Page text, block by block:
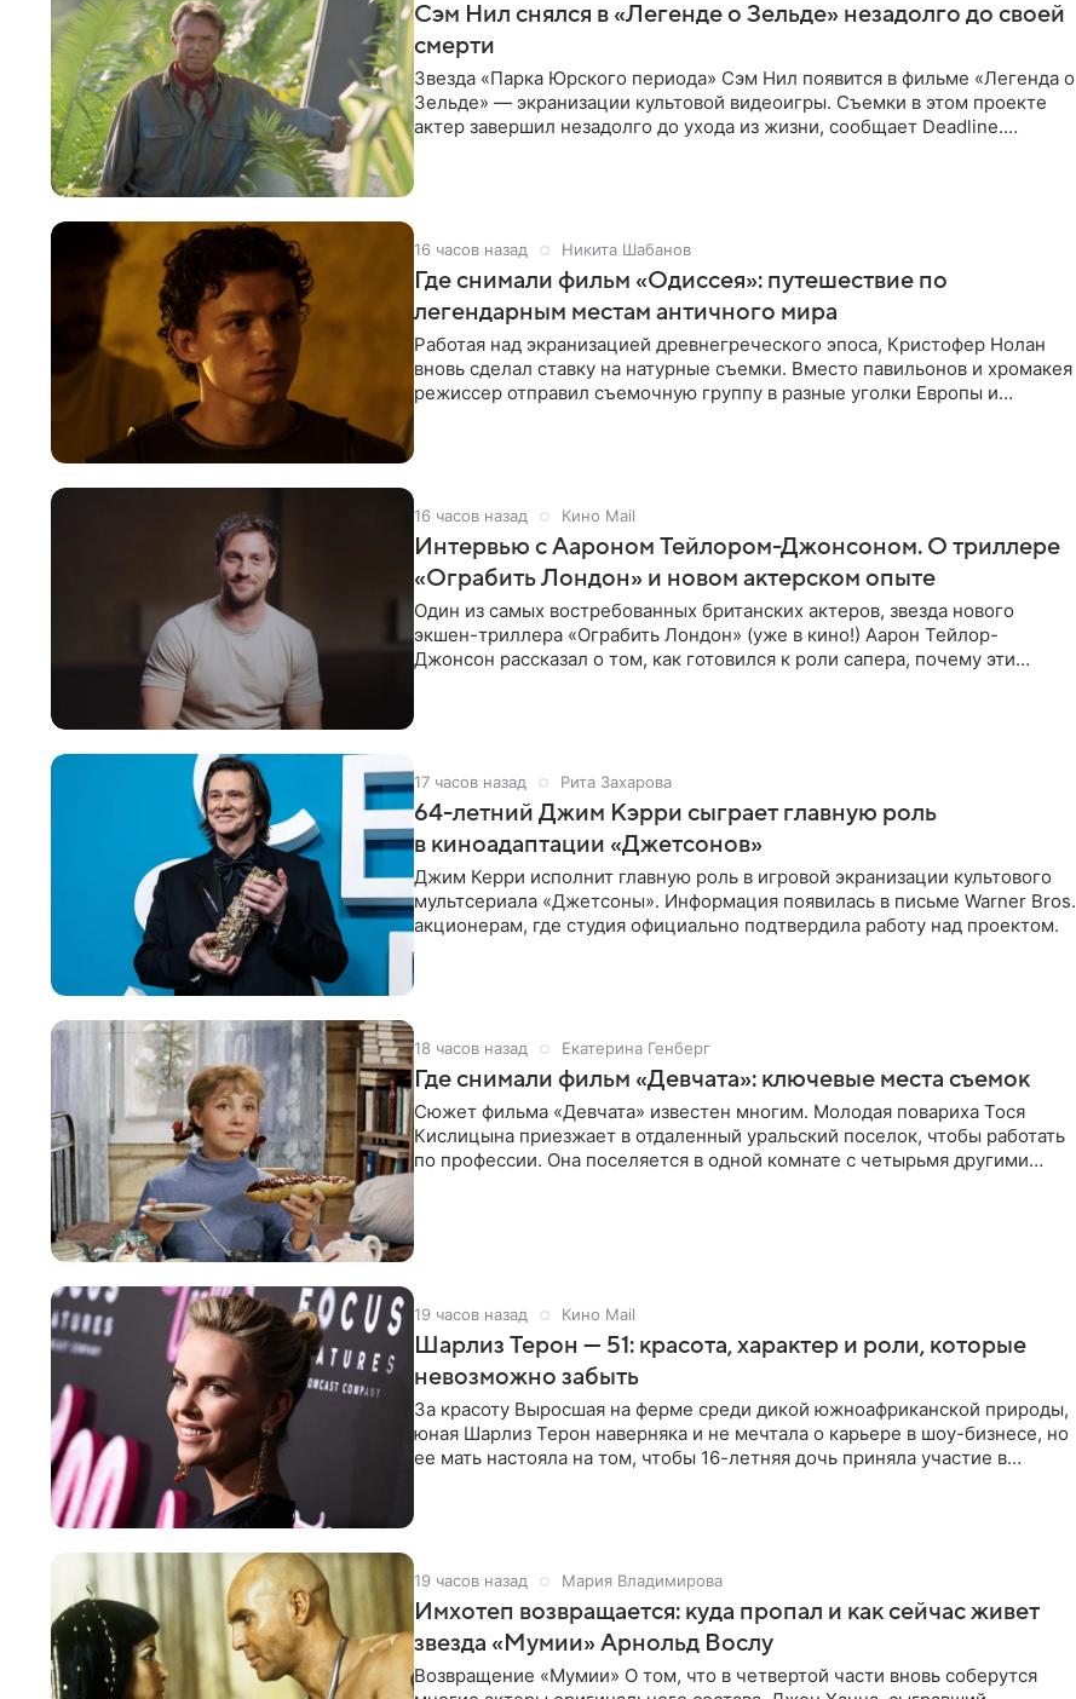
Сэм Нил снялся в «Легенде о Зельде» незадолго до своей
смерти
Звезда «Парка Юрского периода» Сэм Нил появится в фильме «Легенда о
Зельде» — экранизации культовой видеоигры. Съемки в этом проекте
актер завершил незадолго до ухода из жизни, сообщает Deadline.
16 часов назад Никита Шабанов
Где снимали фильм «Одиссея»: путешествие по
легендарным местам античного мира
Работая над экранизацией древнегреческого эпоса, Кристофер Нолан
вновь сделал ставку на натурные съемки. Вместо павильонов и хромакея
режиссер отправил съемочную группу в разные уголки Европы и
16 часов назад Кино Mail
Интервью с Аароном Тейлором-Джонсоном. О триллере
«Ограбить Лондон» и новом актерском опыте
Один из самых востребованных британских актеров, звезда нового
экшен-триллера «Ограбить Лондон» (уже в кино!) Аарон Тейлор-
Джонсон рассказал о том, как готовился к роли сапера, почему эти
17 часов назад Рита Захарова
64-летний Джим Кэрри сыграет главную роль
в киноадаптации «Джетсонов»
Джим Керри исполнит главную роль в игровой экранизации культового
мультсериала «Джетсоны». Информация появилась в письме Warner Bros.
акционерам, где студия официально подтвердила работу над проектом.
18 часов назад Екатерина Генберг
Где снимали фильм «Девчата»: ключевые места съемок
Сюжет фильма «Девчата» известен многим. Молодая повариха Тося
Кислицына приезжает в отдаленный уральский поселок, чтобы работать
по профессии. Она поселяется в одной комнате с четырьмя другими
19 часов назад Кино Mail
Шарлиз Терон — 51: красота, характер и роли, которые
невозможно забыть
За красоту Выросшая на ферме среди дикой южноафриканской природы,
юная Шарлиз Терон наверняка и не мечтала о карьере в шоу-бизнесе, но
ее мать настояла на том, чтобы 16-летняя дочь приняла участие в
19 часов назад Мария Владимирова
Имхотеп возвращается: куда пропал и как сейчас живет
звезда «Мумии» Арнольд Вослу
Возвращение «Мумии» О том, что в четвертой части вновь соберутся